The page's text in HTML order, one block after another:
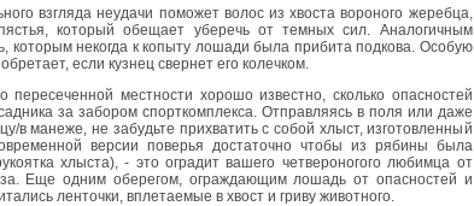
взгляда неудачи поможет волос из хвоста вороного жеребца,
который обещает уберечь от темных сил. Аналогичным
которым некогда к копыту лошади была прибита подкова. Особую
если кузнец свернет его колечком.
пересеченной местности хорошо известно, сколько опасностей
за забором спорткомплекса. Отправляясь в поля или даже
в манеже, не забудьте прихватить с собой хлыст, изготовленный
версии поверья достаточно чтобы из рябины была
хлыста), - это оградит вашего четвероногого любимца от
Еще одним оберегом, ограждающим лошадь от опасностей и
ленточки, вплетаемые в хвост и гриву животного.